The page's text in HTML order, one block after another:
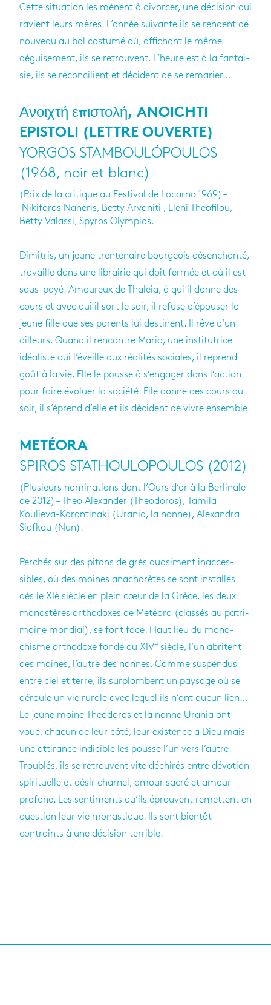
Cette situa­tion les mènent à divor­cer, une déci­sion qui
ravient leurs mères. L’an­née sui­vante ils se rendent de
nou­veau au bal cos­tumé où, affi­chant le même
dégui­se­ment, ils se retrouvent. L’heure est à la fan­tai­
sie, ils se récon­ci­lient et décident de se rema­rier…
Ανοιχτή επιστολή, ANOICHTI
EPISTOLI (LETTRE OUVERTE)
YORGOS STAMBOULÓPOULOS
(1968, noir et blanc)
(Prix de la critique au Festival de Locarno 1969) –
Nikiforos Naneris, Betty Arvaniti , Eleni Theofilou,
Betty Valassi, Spyros Olympios.
Dimi­tris, un jeune tren­te­naire bour­geois désen­chanté,
tra­vaille dans une librai­rie qui doit fer­mée et où il est
sous-payé. Amou­reux de Tha­leia, à qui il donne des
cours et avec qui il sort le soir, il refuse d’épou­ser la
jeune fille que ses parents lui des­tinent. Il rêve d‘un
ailleurs. Quand il ren­contre Maria, une ins­ti­tu­trice
idéa­liste qui l’éveille aux réa­li­tés sociales, il reprend
goût à la vie. Elle le pousse à s’en­ga­ger dans l’ac­tion
pour faire évo­luer la société. Elle donne des cours du
soir, il s’éprend d’elle et ils décident de vivre ensemble.
METÉORA
SPIROS STATHOULOPOULOS (2012)
(Plusieurs nominations dont l’Ours d’or à la Berlinale
de 2012) – Theo Alexander (Theodoros), Tamila
Koulieva-Karantinaki (Urania, la nonne), Alexandra
Siafkou (Nun).
Per­chés sur des pitons de grès qua­si­ment inac­ces­
sibles, où des moines ana­cho­rètes se sont ins­tal­lés
dès le XIè siècle en plein cœur de la Grèce, les deux
monas­tères ortho­doxes de Metéora (clas­sés au patri­
moine mon­dial), se font face. Haut lieu du mona­
chisme ortho­doxe fondé au XIVe siècle, l’un abritent
des moines, l’autre des nonnes. Comme sus­pen­dus
entre ciel et terre, ils sur­plombent un pay­sage où se
déroule un vie rurale avec lequel ils n’ont aucun lien…
Le jeune moine Theo­do­ros et la nonne Ura­nia ont
voué, cha­cun de leur côté, leur exis­tence à Dieu mais
une atti­rance indi­cible les pousse l’un vers l’autre.
Trou­blés, ils se retrouvent vite déchi­rés entre dévo­tion
spi­ri­tuelle et désir char­nel, amour sacré et amour
pro­fane. Les sen­ti­ments qu’ils éprouvent remettent en
ques­tion leur vie monas­tique. Ils sont bien­tôt
contraints à une déci­sion ter­rible.